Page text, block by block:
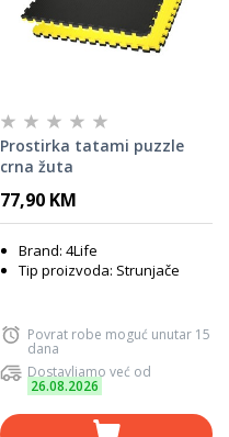
Prostirka tatami puzzle
crna žuta
77,90 KM
Brand: 4Life
Tip proizvoda: Strunjače
Povrat robe moguć unutar 15
dana
Dostavljamo već od
26.08.2026